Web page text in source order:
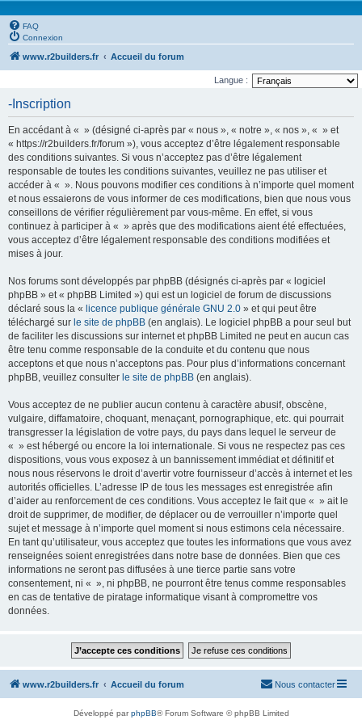
FAQ
Connexion
www.r2builders.fr Accueil du forum
Langue :
-Inscription
En accédant à « » (désigné ci-après par « nous », « notre », « nos », « » et
« https://r2builders.fr/forum »), vous acceptez d’être légalement responsable
des conditions suivantes. Si vous n’acceptez pas d’être légalement
responsable de toutes les conditions suivantes, veuillez ne pas utiliser et
accéder à « ». Nous pouvons modifier ces conditions à n’importe quel moment
et nous essaierons de vous informer de ces modifications, bien que nous vous
conseillons de vérifier régulièrement par vous-même. En effet, si vous
continuez à participer à « » après que des modifications aient été effectuées,
vous acceptez d’être légalement responsable des conditions modifiées et
mises à jour.
Nos forums sont développés par phpBB (désignés ci-après par « logiciel
phpBB » et « phpBB Limited ») qui est un logiciel de forum de discussions
déclaré sous la « licence publique générale GNU 2.0 » et qui peut être
téléchargé sur le site de phpBB (en anglais). Le logiciel phpBB a pour seul but
de faciliter les discussions sur internet et phpBB Limited ne peut en aucun cas
être tenu comme responsable de la conduite et du contenu que nous
acceptons et que nous n’acceptons pas. Pour plus d’informations concernant
phpBB, veuillez consulter le site de phpBB (en anglais).
Vous acceptez de ne publier aucun contenu à caractère abusif, obscène,
vulgaire, diffamatoire, choquant, menaçant, pornographique, etc. qui pourrait
transgresser la législation de votre pays, du pays dans lequel le serveur de
« » est hébergé ou encore la loi internationale. Si vous ne respectez pas ces
dispositions, vous vous exposez à un bannissement immédiat et définitif et
nous nous réservons le droit d’avertir votre fournisseur d’accès à internet et les
autorités officielles. L’adresse IP de tous les messages est enregistrée afin
d’aider au renforcement de ces conditions. Vous acceptez le fait que « » ait le
droit de supprimer, de modifier, de déplacer ou de verrouiller n’importe quel
sujet et message à n’importe quel moment si nous estimons cela nécessaire.
En tant qu’utilisateur, vous acceptez que toutes les informations que vous avez
renseignées soient enregistrées dans notre base de données. Bien que ces
informations ne seront pas diffusées à une tierce partie sans votre
consentement, ni « », ni phpBB, ne pourront être tenus comme responsables
en cas de tentative de piratage informatique visant à compromettre vos
données.
www.r2builders.fr Accueil du forum Nous contacter
Développé parphpBB® Forum Software © phpBB Limited